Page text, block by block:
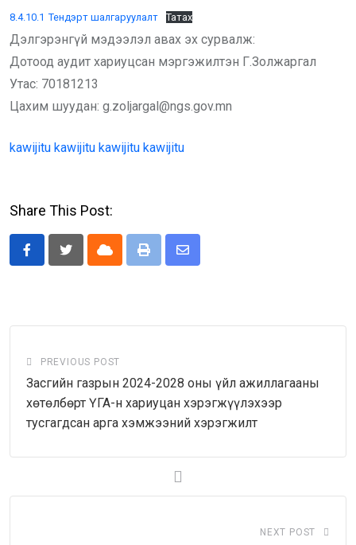
8.4.10.1 Тендэрт шалгаруулалт Татах
Дэлгэрэнгүй мэдээлэл авах эх сурвалж:
Дотоод аудит хариуцсан мэргэжилтэн Г.Золжаргал
Утас: 70181213
Цахим шуудан: g.zoljargal@ngs.gov.mn
kawijitu kawijitu kawijitu kawijitu
Share This Post:
Cloud Print
Share
PREVIOUS POST
Засгийн газрын 2024-2028 оны үйл ажиллагааны
хөтөлбөрт ҮГА-н хариуцан хэрэгжүүлэхээр
тусгагдсан арга хэмжээний хэрэгжилт
NEXT POST